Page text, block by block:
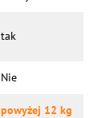
tak
Nie
powyżej 12 kg